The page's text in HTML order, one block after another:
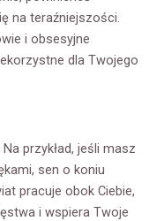
na teraźniejszości.
i obsesyjne
dla Twojego
przykład, jeśli masz
sen o koniu
pracuje obok Ciebie,
i wspiera Twoje